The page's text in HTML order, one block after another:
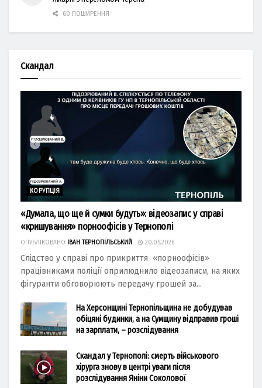
60 ПОШИРЕННЯ
Скандал
КОРУПЦІЯ
«Думала, що ще й сумки будуть»: відеозапис у справі
«кришування» порноофісів у Тернополі
ОПУБЛІКОВАНО ІВАН ТЕРНОПІЛЬСЬКИЙ 20.05.2026
Слідство у справі про прикриття «порноофісів»
працівниками поліції оприлюднило відеозаписи, на яких
фігуранти обговорюють передачу грошей за...
На Херсонщині Тернопільщина не добудував
обіцяні будинки, а на Сумщину відправив гроші
на зарплати, – розслідування
Скандал у Тернополі: смерть військового
хірурга знову в центрі уваги після
розслідування Яніни Соколової